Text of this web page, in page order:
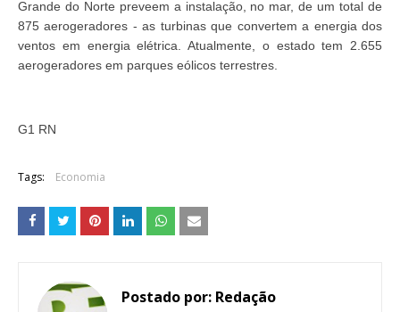
Grande do Norte preveem a instalação, no mar, de um total de
875 aerogeradores - as turbinas que convertem a energia dos
ventos em energia elétrica. Atualmente, o estado tem 2.655
aerogeradores em parques eólicos terrestres.
G1 RN
Tags: Economia
Postado por: Redação